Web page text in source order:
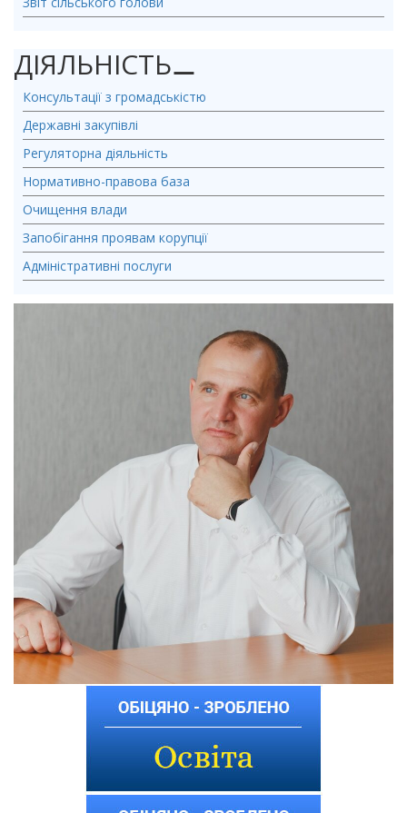
ДІЯЛЬНІСТЬ⚊
Консультації з громадськістю
Державні закупівлі
Регуляторна діяльність
Нормативно-правова база
Очищення влади
Запобігання проявам корупції
Адміністративні послуги